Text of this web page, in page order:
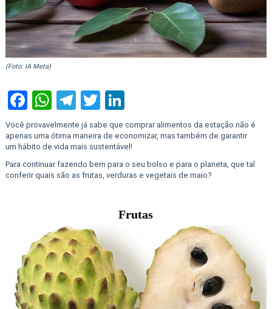
(Foto: IA Meta)
Facebook
WhatsApp
Telegram
Twitter
LinkedIn
Você provavelmente já sabe que comprar alimentos da estação não é
apenas uma ótima maneira de economizar, mas também de garantir
um hábito de vida mais sustentável!
Para continuar fazendo bem para o seu bolso e para o planeta, que tal
conferir quais são as frutas, verduras e vegetais de maio?
Frutas